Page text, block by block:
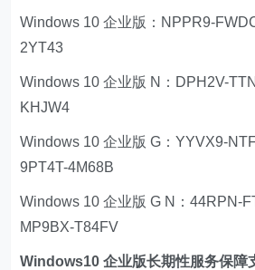
Windows 10 企业版：NPPR9-
2YT43
Windows 10 企业版 N：DPH2V-
KHJW4
Windows 10 企业版 G：YYVX9-
9PT4T-4M68B
Windows 10 企业版 G N：44RPN-
MP9BX-T84FV
Windows10 企业版长期性服务保障